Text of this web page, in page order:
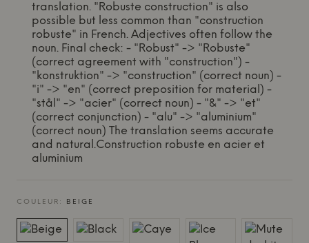
translation. "Robuste construction" is also
possible but less common than "construction
robuste" in French. Adjectives often follow the
noun. Final check: - "Robust" -> "Robuste"
(correct agreement with "construction") -
"konstruktion" -> "construction" (correct noun) -
"i" -> "en" (correct preposition for material) -
"stål" -> "acier" (correct noun) - "&" -> "et"
(correct conjunction) - "alu" -> "aluminium"
(correct noun) The translation seems accurate
and natural.Construction robuste en acier et
aluminium
COULEUR: BEIGE